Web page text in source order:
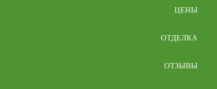
ЦЕНЫ
ОТДЕЛКА
ОТЗЫВЫ